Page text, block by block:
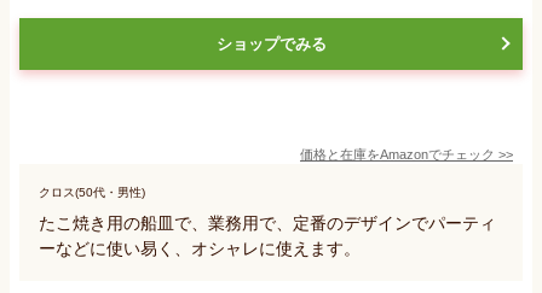
ショップでみる
価格と在庫をAmazonでチェック >>
クロス(50代・男性)
たこ焼き用の船皿で、業務用で、定番のデザインでパーティ
ーなどに使い易く、オシャレに使えます。